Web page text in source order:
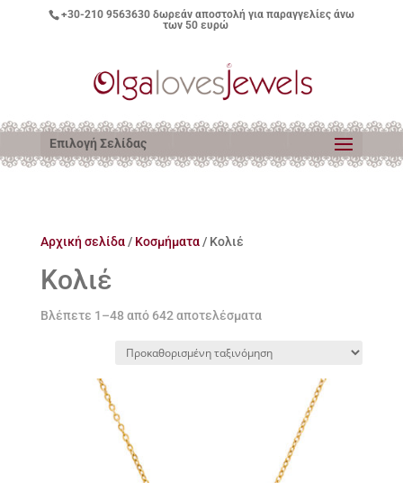
+30-210 9563630δωρεάν αποστολή για παραγγελίες άνω
των 50 ευρώ
Επιλογή Σελίδας
Αρχική σελίδα/ Κοσμήματα/ Κολιέ
Κολιέ
Βλέπετε 1–48 από 642 αποτελέσματα